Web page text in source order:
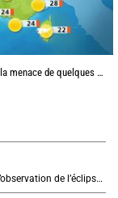
de quelques orages
Eclipse J-4 : le brouillard côtier du soir peut-il gâcher l’observation de l’éclipse à la plage ?